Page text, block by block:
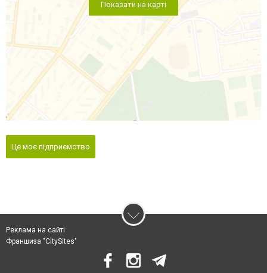
Показати на карті
Це моє підприємство
Реклама на сайті
Франшиза "CitySites"